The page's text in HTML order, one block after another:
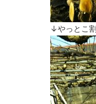
↓やっとこ